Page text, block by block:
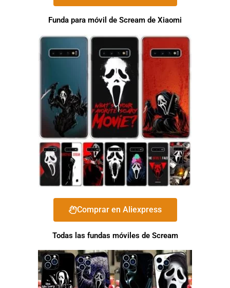
Funda para móvil de Scream de Xiaomi
Comprar en Aliexpress
Todas las fundas móviles de Scream